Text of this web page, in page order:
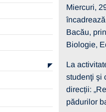
Miercuri,
Bacău,
Biologie,
La
studenţi şi
direcții:
pădurilor